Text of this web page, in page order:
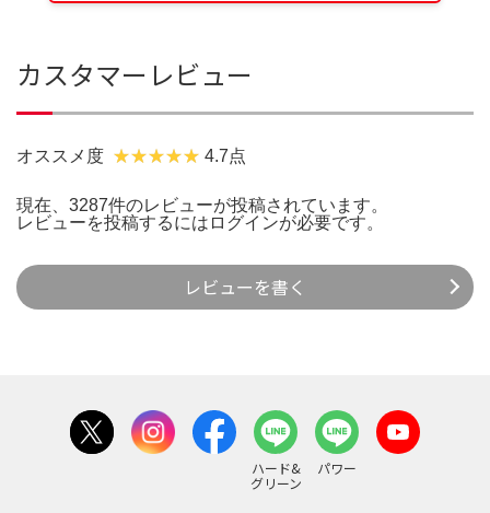
カスタマーレビュー
オススメ度 4.7点
現在、3287件のレビューが投稿されています。
レビューを投稿するには ログインが必要です。
レビューを書く
ハード&
グリーン
パワー